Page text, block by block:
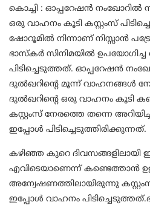
കൊച്ചി : ഓപ്പറേഷൻ
ഒരു വാഹനം കൂടി കസ്റ്റംസ്
ഷോറൂമിൽ നിന്നാണ് നിസ്സാൻ
ഭാസ്കർ സിനിമയിൽ
പിടിച്ചെടുത്തത്. ഓപ്പറേഷൻ
ദുൽഖറിന്റെ മൂന്ന് വാഹനങ്ങൾ
ദുൽഖറിന്റെ ഒരു വാഹനം കൂടി
കസ്റ്റംസ് നേരത്തെ തന്നെ
ഇപ്പോൾ പിടിച്ചെടുത്തിരിക്കുന്നത്.
കഴിഞ്ഞ കുറെ
എവിടെയാണെന്ന് കണ്ടെത്താൻ
അന്വേഷണത്തിലായിരുന്നു
ഇപ്പോൾ വാഹനം